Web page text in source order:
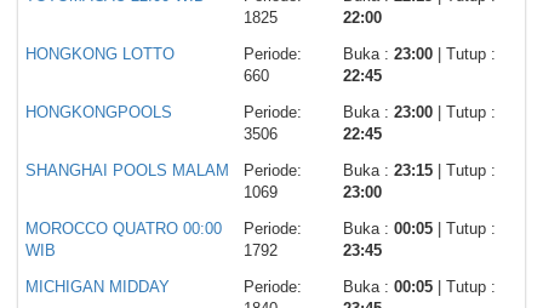
1825
22:00
HONGKONG LOTTO
Periode:
660
Buka : 23:00 | Tutup :
22:45
HONGKONGPOOLS
Periode:
3506
Buka : 23:00 | Tutup :
22:45
SHANGHAI POOLS MALAM
Periode:
1069
Buka : 23:15 | Tutup :
23:00
MOROCCO QUATRO 00:00
WIB
Periode:
1792
Buka : 00:05 | Tutup :
23:45
MICHIGAN MIDDAY
Periode:
Buka : 00:05 | Tutup :